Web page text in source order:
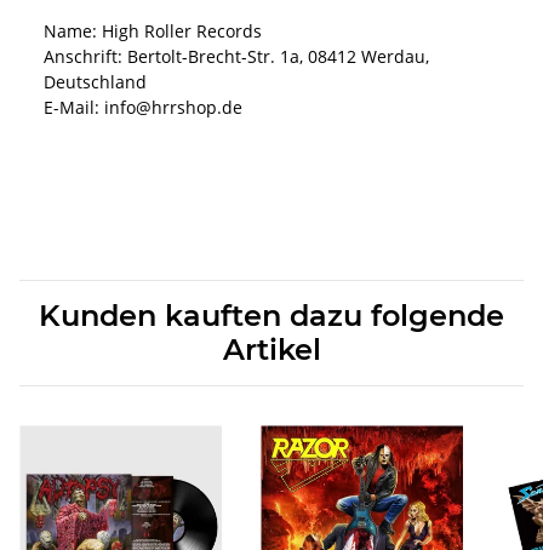
Name: High Roller Records
Anschrift: Bertolt-Brecht-Str. 1a, 08412 Werdau,
Deutschland
E-Mail: info@hrrshop.de
Kunden kauften dazu folgende
Artikel